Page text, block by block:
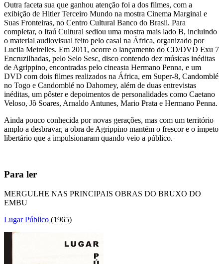
Outra faceta sua que ganhou atenção foi a dos filmes, com a
exibição de Hitler Terceiro Mundo na mostra Cinema Marginal e
Suas Fronteiras, no Centro Cultural Banco do Brasil. Para
completar, o Itaú Cultural sediou uma mostra mais lado B, incluindo
o material audiovisual feito pelo casal na África, organizado por
Lucila Meirelles. Em 2011, ocorre o lançamento do CD/DVD Exu 7
Encruzilhadas, pelo Selo Sesc, disco contendo dez músicas inéditas
de Agrippino, encontradas pelo cineasta Hermano Penna, e um
DVD com dois filmes realizados na África, em Super-8, Candomblé
no Togo e Candomblé no Dahomey, além de duas entrevistas
inéditas, um pôster e depoimentos de personalidades como Caetano
Veloso, Jô Soares, Arnaldo Antunes, Mario Prata e Hermano Penna.
Ainda pouco conhecida por novas gerações, mas com um território
amplo a desbravar, a obra de Agrippino mantém o frescor e o ímpeto
libertário que a impulsionaram quando veio a público.
Para ler
MERGULHE NAS PRINCIPAIS OBRAS DO BRUXO DO
EMBU
Lugar Público (1965)